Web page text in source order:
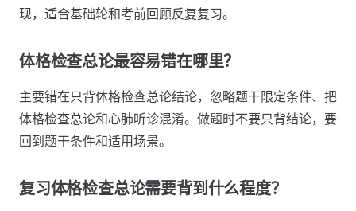
现，适合基础轮和考前回顾反复复习。
体格检查总论最容易错在哪里？
主要错在只背体格检查总论结论，忽略题干限定条件、把
体格检查总论和心肺听诊混淆。做题时不要只背结论，要
回到题干条件和适用场景。
复习体格检查总论需要背到什么程度？